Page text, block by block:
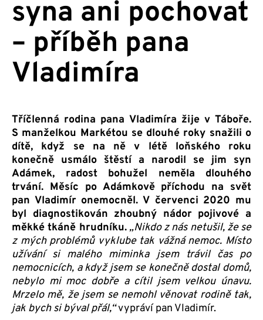
syna ani pochovat
– příběh pana
Vladimíra
Tříčlenná rodina pana Vladimíra žije v Táboře.
S manželkou Markétou se dlouhé roky snažili o
dítě, když se na ně v létě loňského roku
konečně usmálo štěstí a narodil se jim syn
Adámek, radost bohužel neměla dlouhého
trvání. Měsíc po Adámkově příchodu na svět
pan Vladimír onemocněl. V červenci 2020 mu
byl diagnostikován zhoubný nádor pojivové a
měkké tkáně hrudníku. „Nikdo z nás netušil, že se
z mých problémů vyklube tak vážná nemoc. Místo
užívání si malého miminka jsem trávil čas po
nemocnicích, a když jsem se konečně dostal domů,
nebylo mi moc dobře a cítil jsem velkou únavu.
Mrzelo mě, že jsem se nemohl věnovat rodině tak,
jak bych si býval přál,“vypráví pan Vladimír.